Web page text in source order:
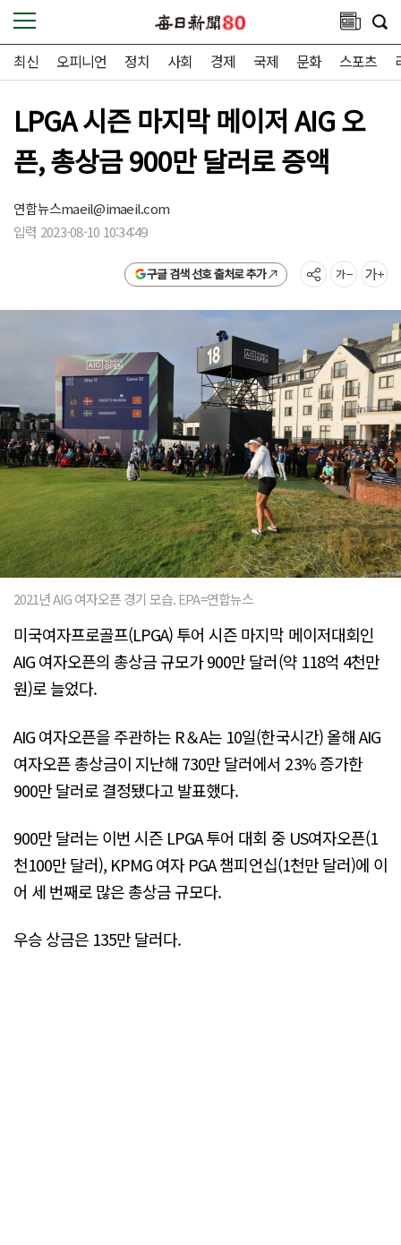
최신 오피니언 정치 사회 경제 국제 문화 스포츠
LPGA 시즌 마지막 메이저 AIG 오
픈, 총상금 900만 달러로 증액
연합뉴스maeil@imaeil.com
입력 2023-08-10 10:34:49
구글 검색 선호 출처로 추가
2021년 AIG 여자오픈 경기 모습. EPA=연합뉴스
미국여자프로골프(LPGA) 투어 시즌 마지막 메이저대회인
AIG 여자오픈의 총상금 규모가 900만 달러(약 118억 4천만
원)로 늘었다.
AIG 여자오픈을 주관하는 R＆A는 10일(한국시간) 올해 AIG
여자오픈 총상금이 지난해 730만 달러에서 23% 증가한
900만 달러로 결정됐다고 발표했다.
900만 달러는 이번 시즌 LPGA 투어 대회 중 US여자오픈(1
천100만 달러), KPMG 여자 PGA 챔피언십(1천만 달러)에 이
어 세 번째로 많은 총상금 규모다.
우승 상금은 135만 달러다.